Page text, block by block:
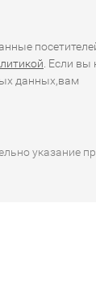
. Если вы
данных,вам
указание